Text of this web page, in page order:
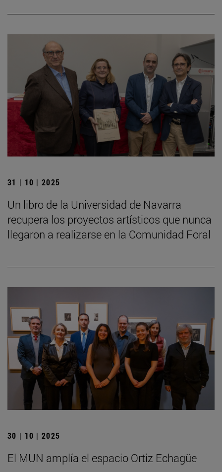
31 | 10 | 2025
Un libro de la Universidad de Navarra
recupera los proyectos artísticos que nunca
llegaron a realizarse en la Comunidad Foral
30 | 10 | 2025
El MUN amplía el espacio Ortiz Echagüe